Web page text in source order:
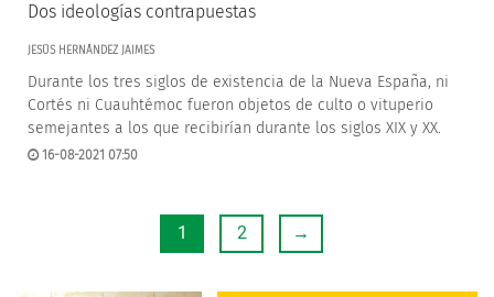
Dos ideologías contrapuestas
JESÚS HERNÁNDEZ JAIMES
Durante los tres siglos de existencia de la Nueva España, ni
Cortés ni Cuauhtémoc fueron objetos de culto o vituperio
semejantes a los que recibirían durante los siglos XIX y XX.
16-08-2021 07:50
1 2 →